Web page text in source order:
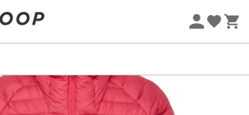
-5% Extra - Code Summer5